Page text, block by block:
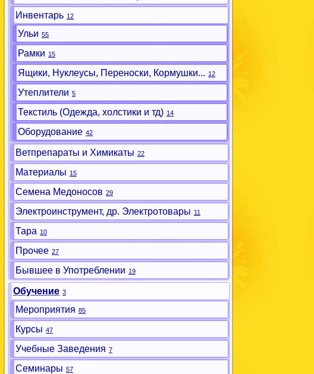
Инвентарь 12
Ульи 55
Рамки 15
Ящики, Нуклеусы, Переноски, Кормушки... 12
Утеплители 5
Текстиль (Одежда, холстики и тд) 14
Оборудование 42
Ветпрепараты и Химикаты 22
Материалы 15
Семена Медоносов 29
Электроинструмент, др. Электротовары 11
Тара 10
Прочее 27
Бывшее в Употреблении 19
Обучение 3
Мероприятия 85
Курсы 47
Учебные Заведения 7
Семинары 57